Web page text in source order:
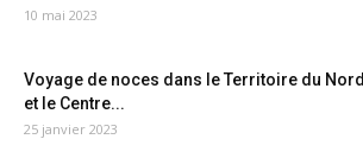
10 mai 2023
Voyage de noces dans le Territoire du Nord
et le Centre...
25 janvier 2023